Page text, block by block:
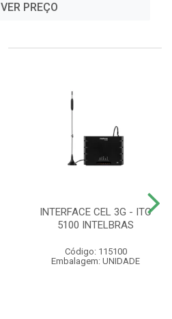
VER PREÇO
INTERFACE CEL 3G - ITC
5100 INTELBRAS
Código: 115100
Embalagem: UNIDADE